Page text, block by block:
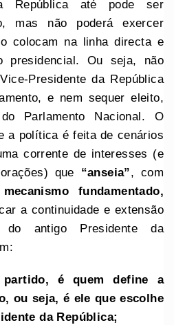
República até pode ser
mas não poderá exercer
colocam na linha directa e
presidencial. Ou seja, não
Presidente da República
e nem sequer eleito,
Parlamento Nacional. O
a política é feita de cenários
corrente de interesses (e
que “anseia”, com
fundamentado,
a continuidade e extensão
antigo Presidente da
é quem define a
ou seja, é ele que escolhe
da República;